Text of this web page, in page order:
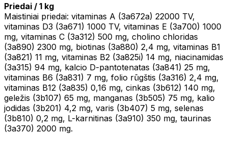
Priedai / 1 kg
Maistiniai priedai: vitaminas A (3a672a) 22000 TV,
vitaminas D3 (3a671) 1000 TV, vitaminas E (3a700) 1000
mg, vitaminas C (3a312) 500 mg, cholino chloridas
(3a890) 2300 mg, biotinas (3a880) 2,4 mg, vitaminas B1
(3a821) 11 mg, vitaminas B2 (3a825i) 14 mg, niacinamidas
(3a315) 94 mg, kalcio D-pantotenatas (3a841) 25 mg,
vitaminas B6 (3a831) 7 mg, folio rūgštis (3a316) 2,4 mg,
vitaminas B12 (3a835) 0,16 mg, cinkas (3b612) 140 mg,
geležis (3b107) 65 mg, manganas (3b505) 75 mg, kalio
jodidas (3b201) 4,2 mg, varis (3b407) 5 mg, selenas
(3b810) 0,2 mg, L-karnitinas (3a910) 350 mg, taurinas
(3a370) 2000 mg.